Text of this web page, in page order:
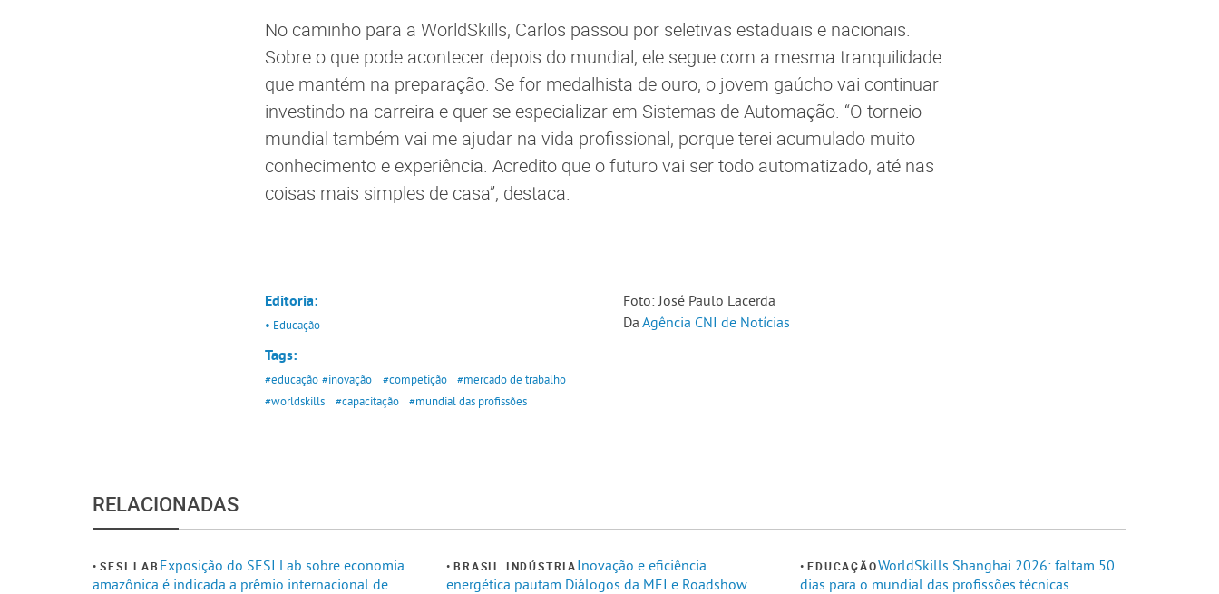
No caminho para a WorldSkills, Carlos passou por seletivas estaduais e nacionais.
Sobre o que pode acontecer depois do mundial, ele segue com a mesma tranquilidade
que mantém na preparação. Se for medalhista de ouro, o jovem gaúcho vai continuar
investindo na carreira e quer se especializar em Sistemas de Automação. “O torneio
mundial também vai me ajudar na vida profissional, porque terei acumulado muito
conhecimento e experiência. Acredito que o futuro vai ser todo automatizado, até nas
coisas mais simples de casa”, destaca.
Editoria:
• Educação
Tags:
#educação #inovação #competição
#mercado de trabalho
#worldskills
#capacitação #mundial das profissões
Foto: José Paulo Lacerda
Da Agência CNI de Notícias
RELACIONADAS
SESI LAB Exposição do SESI Lab sobre economia
amazônica é indicada a prêmio internacional de
BRASIL INDÚSTRIAInovação e eficiência
energética pautam Diálogos da MEI e Roadshow
EDUCAÇÃOWorldSkills Shanghai 2026: faltam 50
dias para o mundial das profissões técnicas